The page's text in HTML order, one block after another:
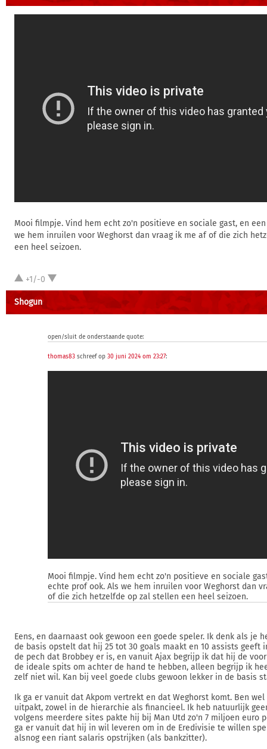
Mooi filmpje. Vind hem echt zo'n positieve en sociale gast, en
we hem inruilen voor Weghorst dan vraag ik me af of die zich
een heel seizoen.
+1/-0
Shogun
open/sluit de onderstaande quote:
thomas83 schreef op 30 juni 2024 om 23:27:
Mooi filmpje. Vind hem echt zo'n positieve en sociale
echte prof ook. Als we hem inruilen voor Weghorst dan
of die zich hetzelfde op zal stellen een heel seizoen.
Eens, en daarnaast ook gewoon een goede speler. Ik denk als je
de basis opstelt dat hij 25 tot 30 goals maakt en 10 assists geeft
de pech dat Brobbey er is, en vanuit Ajax begrijp ik dat hij de
de ideale spits om achter de hand te hebben, alleen begrijp ik
zelf niet wil. Kan bij veel goede clubs gewoon lekker in de basis
Ik ga er vanuit dat Akpom vertrekt en dat Weghorst komt. Ben
uitpakt, zowel in de hierarchie als financieel. Ik heb natuurlijk
volgens meerdere sites pakte hij bij Man Utd zo'n 7 miljoen euro
ga er vanuit dat hij in wil leveren om in de Eredivisie te willen
alsnog een riant salaris opstrijken (als bankzitter).